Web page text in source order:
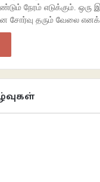
நேரம் எடுக்கும். ஒரு
சோர்வு தரும் வேலை